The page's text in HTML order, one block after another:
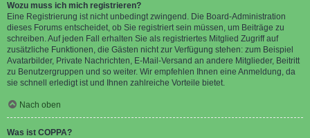
Wozu muss ich mich registrieren?
Eine Registrierung ist nicht unbedingt zwingend. Die Board-Administration
dieses Forums entscheidet, ob Sie registriert sein müssen, um Beiträge zu
schreiben. Auf jeden Fall erhalten Sie als registriertes Mitglied Zugriff auf
zusätzliche Funktionen, die Gästen nicht zur Verfügung stehen: zum Beispiel
Avatarbilder, Private Nachrichten, E-Mail-Versand an andere Mitglieder, Beitritt
zu Benutzergruppen und so weiter. Wir empfehlen Ihnen eine Anmeldung, da
sie schnell erledigt ist und Ihnen zahlreiche Vorteile bietet.
Nach oben
Was ist COPPA?